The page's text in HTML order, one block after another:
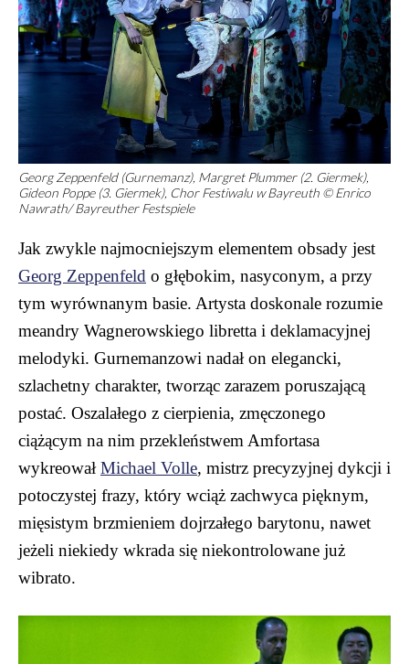
Georg Zeppenfeld (Gurnemanz), Margret Plummer (2. Giermek),
Gideon Poppe (3. Giermek), Chor Festiwalu w Bayreuth © Enrico
Nawrath/ Bayreuther Festspiele
Jak zwykle najmocniejszym elementem obsady jest
Georg Zeppenfeld o głębokim, nasyconym, a przy
tym wyrównanym basie. Artysta doskonale rozumie
meandry Wagnerowskiego libretta i deklamacyjnej
melodyki. Gurnemanzowi nadał on elegancki,
szlachetny charakter, tworząc zarazem poruszającą
postać. Oszalałego z cierpienia, zmęczonego
ciążącym na nim przekleństwem Amfortasa
wykreowałMichael Volle, mistrz precyzyjnej dykcji i
potoczystej frazy, który wciąż zachwyca pięknym,
mięsistym brzmieniem dojrzałego barytonu, nawet
jeżeli niekiedy wkrada się niekontrolowane już
wibrato.